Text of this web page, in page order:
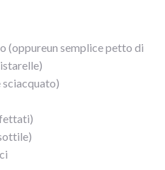
(oppureun semplice petto di
sciacquato)